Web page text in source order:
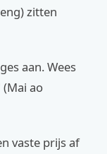
zitten
aan. Wees
ao
vaste prijs af